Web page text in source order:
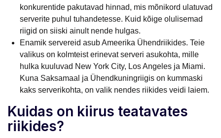
konkurentide pakutavad hinnad, mis mõnikord ulatuvad
serverite puhul tuhandetesse. Kuid kõige olulisemad
riigid on siiski ainult nende hulgas.
Enamik servereid asub Ameerika Ühendriikides. Teie
valikus on kolmteist erinevat serveri asukohta, mille
hulka kuuluvad New York City, Los Angeles ja Miami.
Kuna Saksamaal ja Ühendkuningriigis on kummaski
kaks serverikohta, on valik nendes riikides veidi laiem.
Kuidas on kiirus teatavates
riikides?